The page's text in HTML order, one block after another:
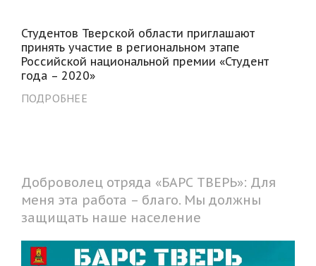
Студентов Тверской области приглашают
принять участие в региональном этапе
Российской национальной премии «Студент
года – 2020»
ПОДРОБНЕЕ
Доброволец отряда «БАРС ТВЕРЬ»: Для
меня эта работа – благо. Мы должны
защищать наше население